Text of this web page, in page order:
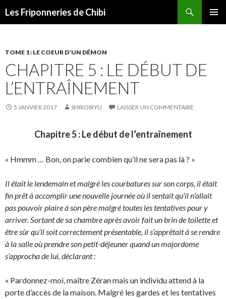
Les Friponneries de Chibi
TOME 1 : LE COEUR D'UN DÉMON
CHAPITRE 5 : LE DÉBUT DE
L’ENTRAÎNEMENT
5 JANVIER 2017 SHIROIRYU LAISSER UN COMMENTAIRE
Chapitre 5 : Le début de l’entraînement
« Hmmm … Bon, on parie combien qu’il ne sera pas là ? »
Il était le lendemain et malgré les courbatures sur son corps, il était
fin prêt à accomplir une nouvelle journée où il sentait qu’il n’allait
pas pouvoir plaire à son père malgré toutes les tentatives pour y
arriver. Sortant de sa chambre après avoir fait un brin de toilette et
être sûr qu’il soit correctement présentable, il s’apprêtait à se rendre
à la salle où prendre son petit-déjeuner quand un majordome
s’approcha de lui, déclarant :
« Pardonnez-moi, maître Zéran mais un individu attend à la
porte d’accès de la maison. Malgré les gardes et les tentatives